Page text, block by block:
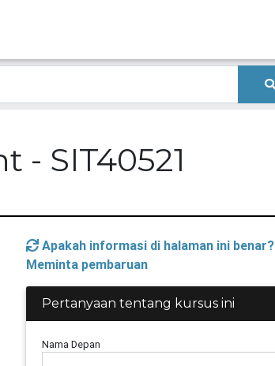
SIT40521
Apakah informasi di halaman ini benar?
Meminta pembaruan
Pertanyaan tentang kursus ini
Nama Depan